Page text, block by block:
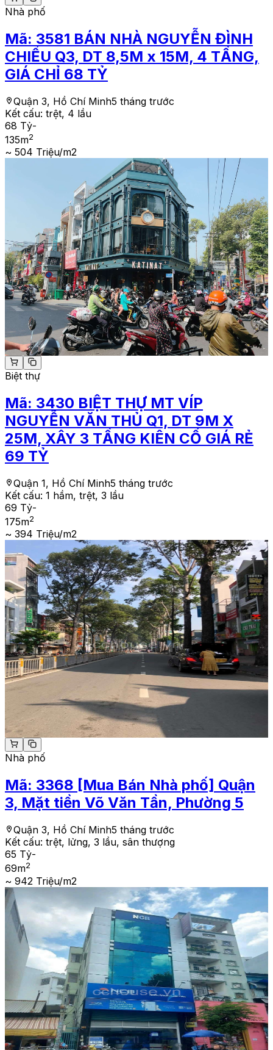
Nhà phố
Mã: 3581 BÁN NHÀ NGUYỄN ĐÌNH
CHIỂU Q3, DT 8,5M x 15M, 4 TẦNG,
GIÁ CHỈ 68 TỶ
Quận 3, Hồ Chí Minh5 tháng trước
Kết cấu: trệt, 4 lầu
68 Tỷ-
135m2
~ 504 Triệu/m2
Biệt thự
Mã: 3430 BIỆT THỰ MT VÍP
NGUYỄN VĂN THỦ Q1, DT 9M X
25M, XÂY 3 TẦNG KIÊN CỐ GIÁ RẺ
69 TỶ
Quận 1, Hồ Chí Minh5 tháng trước
Kết cấu: 1 hầm, trệt, 3 lầu
69 Tỷ-
175m2
~ 394 Triệu/m2
Nhà phố
Mã: 3368 [Mua Bán Nhà phố] Quận
3, Mặt tiền Võ Văn Tần, Phường 5
Quận 3, Hồ Chí Minh5 tháng trước
Kết cấu: trệt, lửng, 3 lầu, sân thượng
65 Tỷ-
69m2
~ 942 Triệu/m2